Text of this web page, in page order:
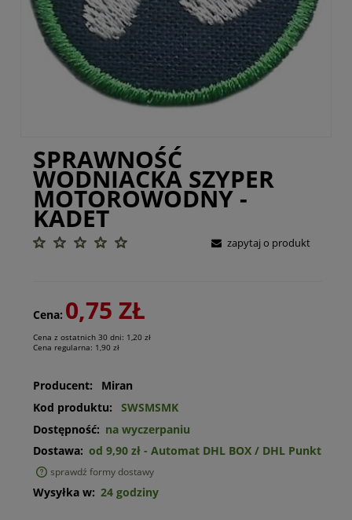
SPRAWNOŚĆ
WODNIACKA SZYPER
MOTOROWODNY -
KADET
zapytaj o produkt
Cena: 0,75 ZŁ
Cena z ostatnich 30 dni: 1,20 zł
Cena regularna: 1,90 zł
Producent:
Miran
Kod produktu:
SWSMSMK
Dostępność: na wyczerpaniu
Dostawa: od 9,90 zł - Automat DHL BOX / DHL Punkt
sprawdź formy dostawy
Wysyłka w: 24 godziny